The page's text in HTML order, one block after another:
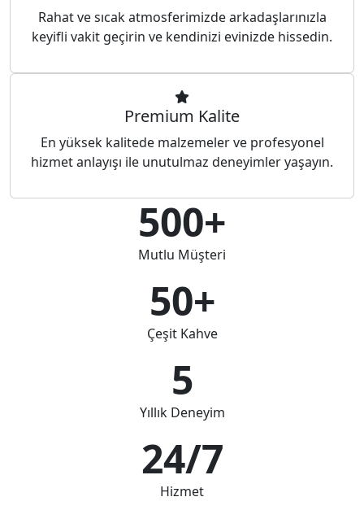
Rahat ve sıcak atmosferimizde arkadaşlarınızla
keyifli vakit geçirin ve kendinizi evinizde hissedin.
Premium Kalite
En yüksek kalitede malzemeler ve profesyonel
hizmet anlayışı ile unutulmaz deneyimler yaşayın.
500+
Mutlu Müşteri
50+
Çeşit Kahve
5
Yıllık Deneyim
24/7
Hizmet